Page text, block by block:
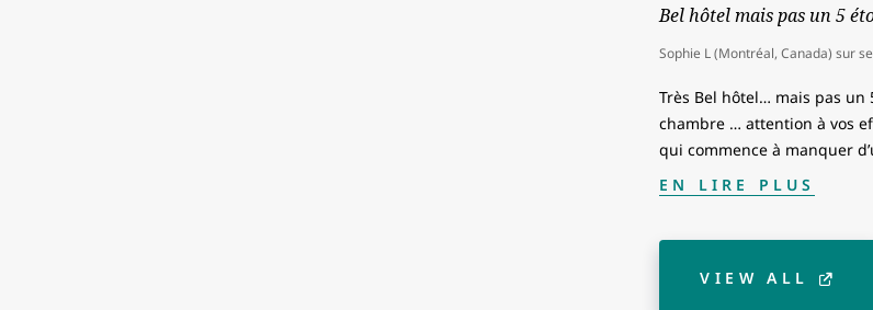
Bel hôtel mais pas un 5
Sophie L (Montréal, Canada) sur
Très Bel hôtel… mais pas un
chambre … attention à vos
qui commence à manquer
EN LIRE PLUS
VIEW ALL